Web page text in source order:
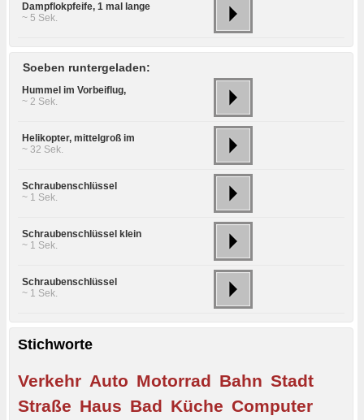
Dampflokpfeife, 1 mal lange
~ 5 Sek.
Soeben runtergeladen:
Hummel im Vorbeiflug,
~ 2 Sek.
Helikopter, mittelgroß im
~ 32 Sek.
Schraubenschlüssel
~ 1 Sek.
Schraubenschlüssel klein
~ 1 Sek.
Schraubenschlüssel
~ 1 Sek.
Stichworte
Verkehr Auto Motorrad Bahn Stadt
Straße Haus Bad Küche Computer